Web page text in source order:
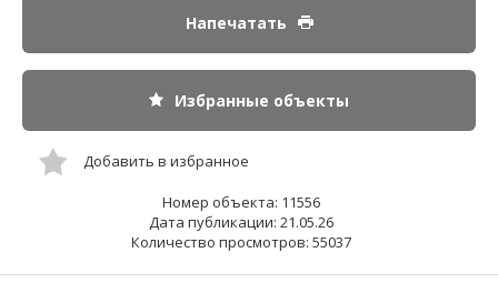
Напечатать
Избранные объекты
Добавить в избранное
Номер объекта: 11556
Дата публикации: 21.05.26
Количество просмотров: 55037